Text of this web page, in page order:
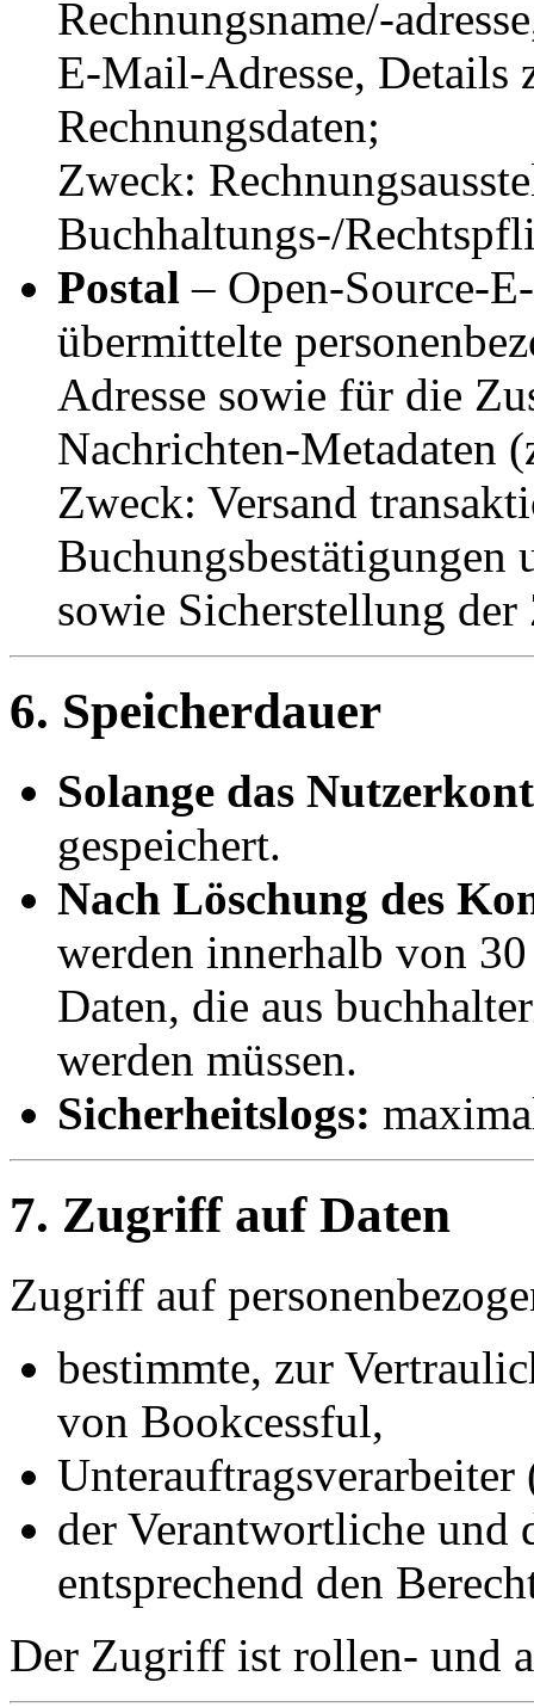
Rechnungsname/-
E-Mail-Adresse, Details
Rechnungsdaten;
Zweck:
Buchhaltungs-/
Postal – Open-Source-
übermittelte
Adresse sowie für die
Nachrichten-Metadaten
Zweck: Versand
Buchungsbestätigungen
sowie Sicherstellung
6. Speicherdauer
Solange das
gespeichert.
Nach Löschung des
werden innerhalb von
Daten, die aus
werden müssen.
Sicherheitslogs:
7. Zugriff auf Daten
Zugriff auf
bestimmte, zur
von Bookcessful,
der Verantwortliche und
entsprechend den
Der Zugriff ist rollen- und